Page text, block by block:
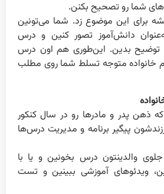
شما رو تصحیح بکنن.
برای این موضوع زد. شما می‌تونین
دانش‌آموز تصور کنین و درس
توضیح بدین. این‌طوری هم اون درس
خانواده متوجه تسلط شما روی مطلب
ذهن پدر و مادرها رو در سال کنکور
پیگیر برنامه و مدیریت درس‌ها
والدینتون درس بخونین و یا با
ویدئوهای آموزشی ببینین و تست